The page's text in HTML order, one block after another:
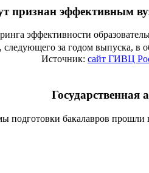
признан эффективным
эффективности
следующего за годом выпуска,
Источник: сайт ГИВЦ
Государственная
подготовки бакалавров прошли